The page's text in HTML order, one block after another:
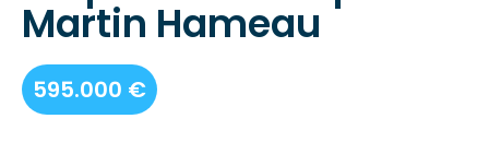
Martin Hameau
595.000 €